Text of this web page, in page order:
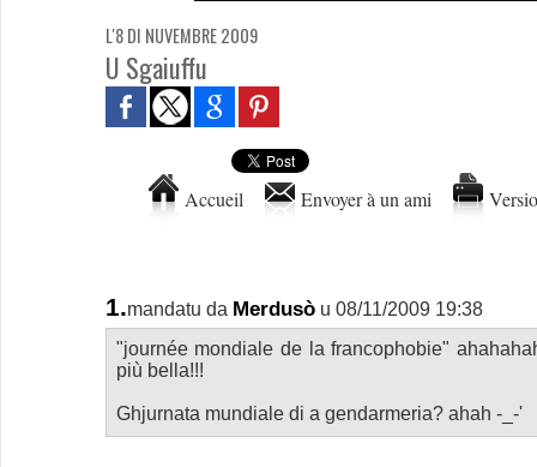
L'8 DI NUVEMBRE 2009
U Sgaiuffu
Accueil Envoyer à un ami
1.mandatu da Merdusò u 08/11/2009 19:38
"journée mondiale de la francophobie"
più bella!!!
Ghjurnata mundiale di a gendarmeria? ahah -_-'